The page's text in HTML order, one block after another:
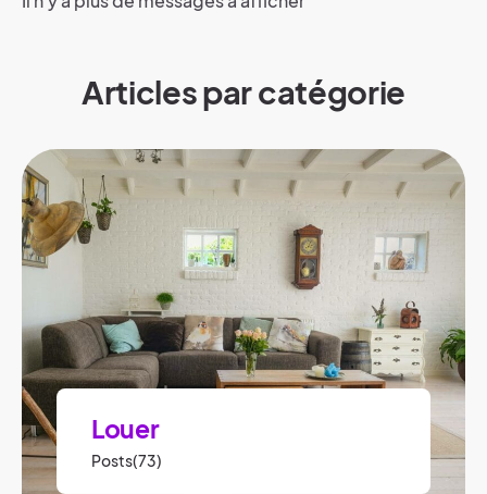
Articles par catégorie
Louer
Posts(73)